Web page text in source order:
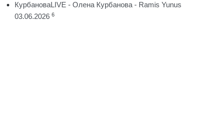
КурбановаLIVE - Олена Курбанова - Ramis Yunus
03.06.2026 6